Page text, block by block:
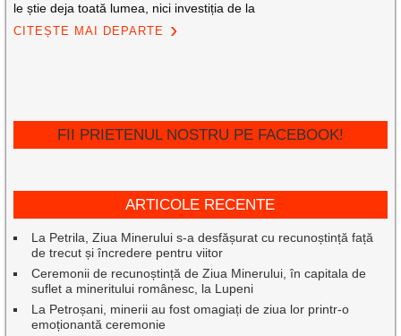
le știe deja toată lumea, nici investiția de la
CITEȘTE MAI DEPARTE
FII PRIETENUL NOSTRU PE FACEBOOK!
ARTICOLE RECENTE
La Petrila, Ziua Minerului s-a desfășurat cu recunoștință față
de trecut și încredere pentru viitor
Ceremonii de recunoștință de Ziua Minerului, în capitala de
suflet a mineritului românesc, la Lupeni
La Petroșani, minerii au fost omagiați de ziua lor printr-o
emoționantă ceremonie